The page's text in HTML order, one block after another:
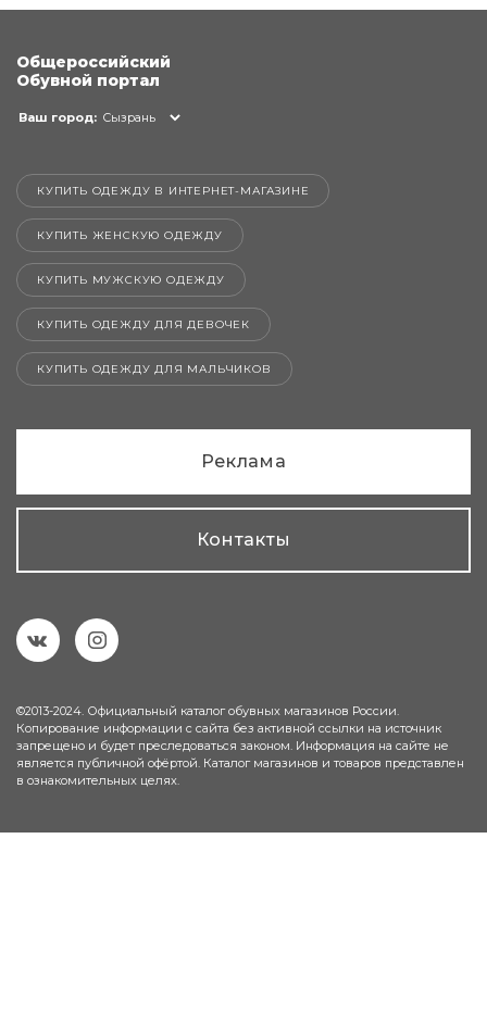
Общероссийский
Обувной портал
Ваш город: Сызрань
КУПИТЬ ОДЕЖДУ В ИНТЕРНЕТ-МАГАЗИНЕ
КУПИТЬ ЖЕНСКУЮ ОДЕЖДУ
КУПИТЬ МУЖСКУЮ ОДЕЖДУ
КУПИТЬ ОДЕЖДУ ДЛЯ ДЕВОЧЕК
КУПИТЬ ОДЕЖДУ ДЛЯ МАЛЬЧИКОВ
Реклама
Контакты
©2013-2024. Официальный каталог обувных магазинов России.
Копирование информации с сайта без активной ссылки на источник
запрещено и будет преследоваться законом. Информация на сайте не
является публичной офёртой. Каталог магазинов и товаров представлен
в ознакомительных целях.